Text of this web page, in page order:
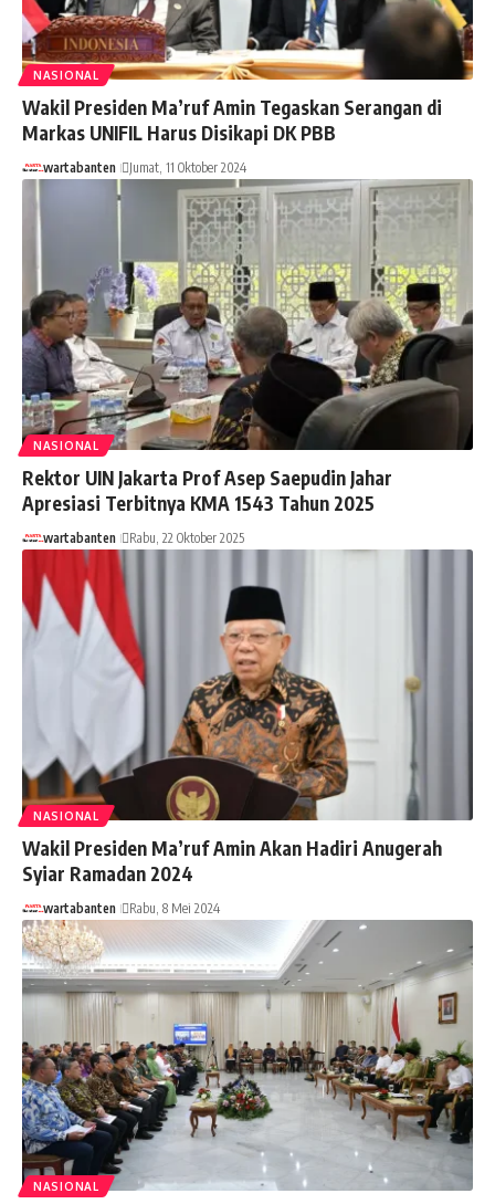
NASIONAL
Wakil Presiden Ma’ruf Amin Tegaskan Serangan di
Markas UNIFIL Harus Disikapi DK PBB
wartabanten Jumat, 11 Oktober 2024
NASIONAL
Rektor UIN Jakarta Prof Asep Saepudin Jahar
Apresiasi Terbitnya KMA 1543 Tahun 2025
wartabanten Rabu, 22 Oktober 2025
NASIONAL
Wakil Presiden Ma’ruf Amin Akan Hadiri Anugerah
Syiar Ramadan 2024
wartabanten Rabu, 8 Mei 2024
NASIONAL